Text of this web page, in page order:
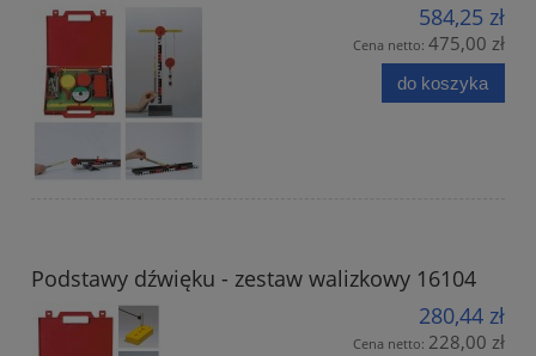
584,25 zł
Cena netto: 475,00 zł
do koszyka
Podstawy dźwięku - zestaw walizkowy 16104
280,44 zł
Cena netto: 228,00 zł